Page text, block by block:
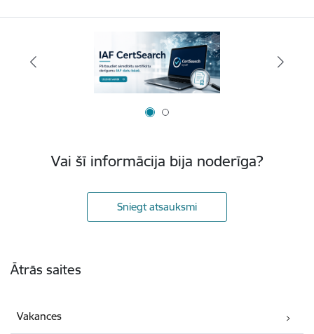
Vai šī informācija bija noderīga?
Sniegt atsauksmi
Ātrās saites
Vakances